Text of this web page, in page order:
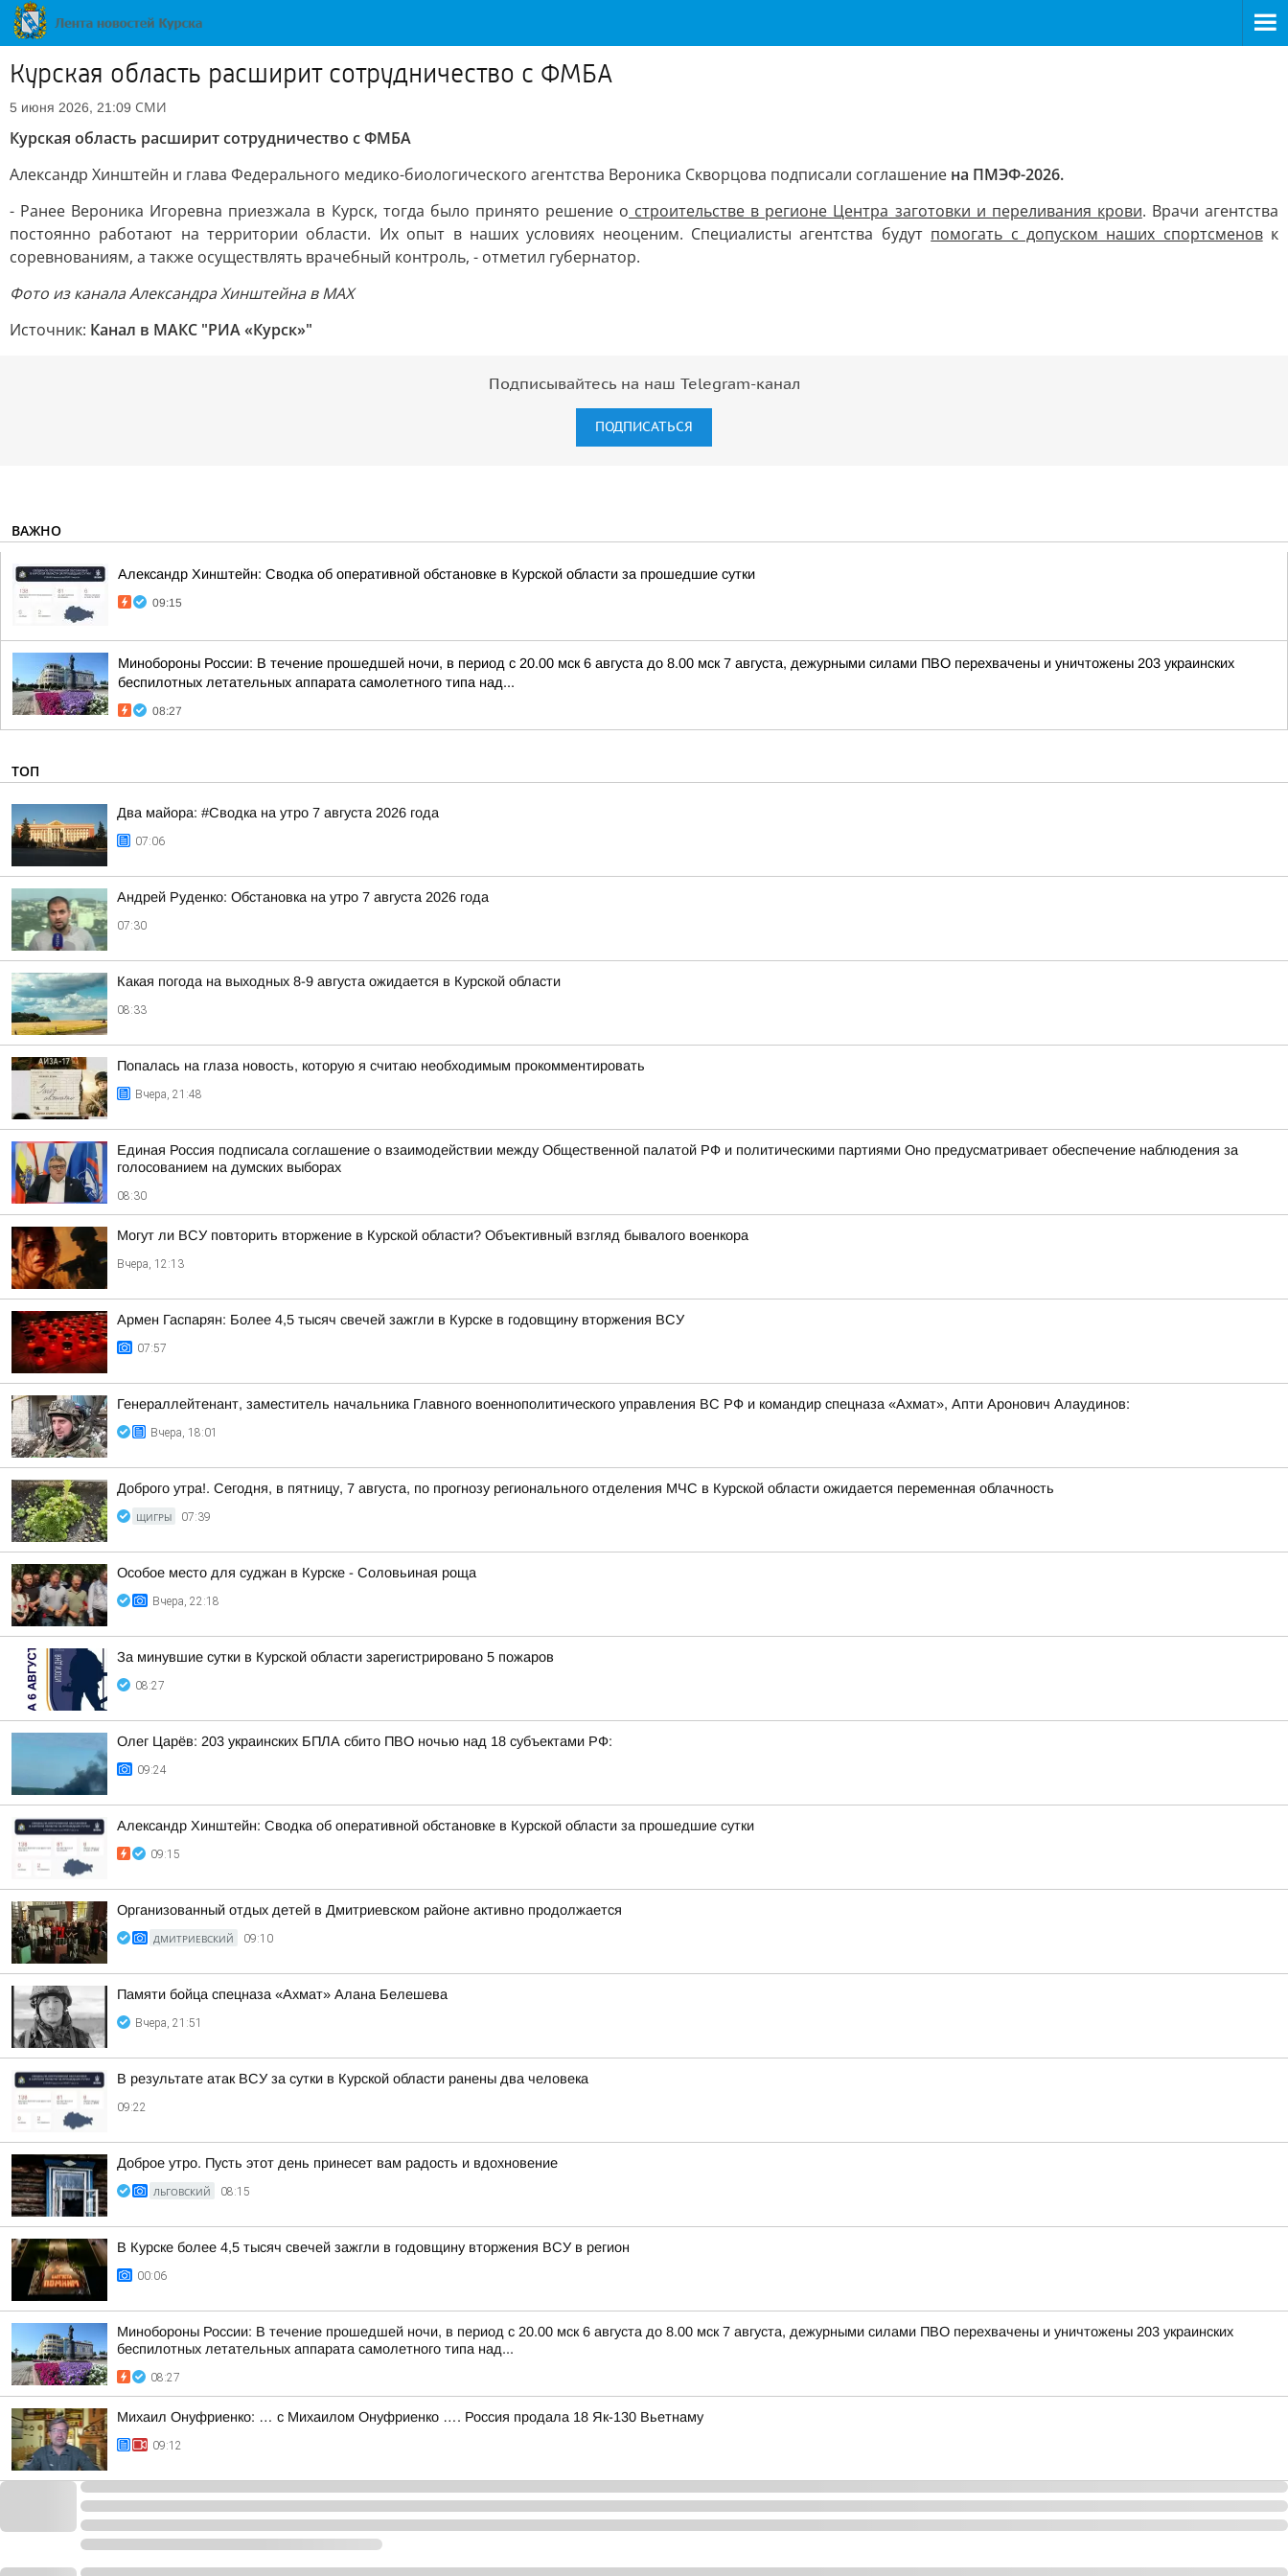
Курская область расширит сотрудничество с ФМБА
5 июня 2026, 21:09 СМИ
Курская область расширит сотрудничество с ФМБА
Александр Хинштейн и глава Федерального медико-биологического агентства Вероника Скворцова подписали соглашение на ПМЭФ-2026.
- Ранее Вероника Игоревна приезжала в Курск, тогда было принято решение о строительстве в регионе Центра заготовки и переливания крови. Врачи агентства
постоянно работают на территории области. Их опыт в наших условиях неоценим. Специалисты агентства будут помогать с допуском наших спортсменовк
соревнованиям, а также осуществлять врачебный контроль, - отметил губернатор.
Фото из канала Александра Хинштейна в МАХ
Источник: Канал в МАКС "РИА «Курск»"
Подписывайтесь на наш Telegram-канал
ПОДПИСАТЬСЯ
ВАЖНО
Александр Хинштейн: Сводка об оперативной обстановке в Курской области за прошедшие сутки
09:15
Минобороны России: В течение прошедшей ночи, в период с 20.00 мск 6 августа до 8.00 мск 7 августа, дежурными силами ПВО перехвачены и уничтожены 203 украинских
беспилотных летательных аппарата самолетного типа над...
08:27
ТОП
Два майора: #Сводка на утро 7 августа 2026 года
07:06
Андрей Руденко: Обстановка на утро 7 августа 2026 года
07:30
Какая погода на выходных 8-9 августа ожидается в Курской области
08:33
Попалась на глаза новость, которую я считаю необходимым прокомментировать
Вчера, 21:48
Единая Россия подписала соглашение о взаимодействии между Общественной палатой РФ и политическими партиями Оно предусматривает обеспечение наблюдения за
голосованием на думских выборах
08:30
Могут ли ВСУ повторить вторжение в Курской области? Объективный взгляд бывалого военкора
Вчера, 12:13
Армен Гаспарян: Более 4,5 тысяч свечей зажгли в Курске в годовщину вторжения ВСУ
07:57
Генераллейтенант, заместитель начальника Главного военнополитического управления ВС РФ и командир спецназа «Ахмат», Апти Аронович Алаудинов:
Вчера, 18:01
Доброго утра!. Сегодня, в пятницу, 7 августа, по прогнозу регионального отделения МЧС в Курской области ожидается переменная облачность
ЩИГРЫ 07:39
Особое место для суджан в Курске - Соловьиная роща
Вчера, 22:18
За минувшие сутки в Курской области зарегистрировано 5 пожаров
08:27
Олег Царёв: 203 украинских БПЛА сбито ПВО ночью над 18 субъектами РФ:
09:24
Александр Хинштейн: Сводка об оперативной обстановке в Курской области за прошедшие сутки
09:15
Организованный отдых детей в Дмитриевском районе активно продолжается
ДМИТРИЕВСКИЙ 09:10
Памяти бойца спецназа «Ахмат» Алана Белешева
Вчера, 21:51
В результате атак ВСУ за сутки в Курской области ранены два человека
09:22
Доброе утро. Пусть этот день принесет вам радость и вдохновение
ЛЬГОВСКИЙ 08:15
В Курске более 4,5 тысяч свечей зажгли в годовщину вторжения ВСУ в регион
00:06
Минобороны России: В течение прошедшей ночи, в период с 20.00 мск 6 августа до 8.00 мск 7 августа, дежурными силами ПВО перехвачены и уничтожены 203 украинских
беспилотных летательных аппарата самолетного типа над...
08:27
Михаил Онуфриенко: … с Михаилом Онуфриенко …. Россия продала 18 Як-130 Вьетнаму
09:12